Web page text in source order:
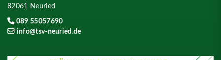
82061 Neuried
089 55057690
info@tsv-neuried.de